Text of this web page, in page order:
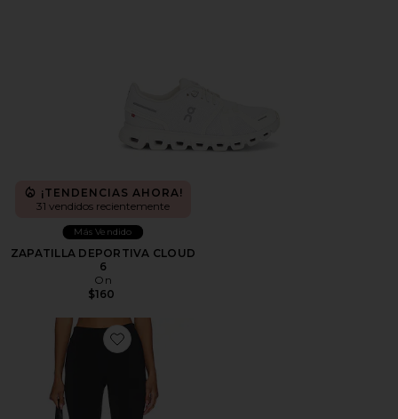
¡TENDENCIAS AHORA!
31 vendidos recientemente
Más Vendido
ZAPATILLA DEPORTIVA CLOUD
6
On
$160
Favorite PANTALONES CAPRI